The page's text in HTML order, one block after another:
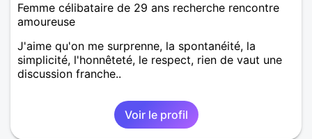
Femme célibataire de 29 ans recherche rencontre
amoureuse
J'aime qu'on me surprenne, la spontanéité, la
simplicité, l'honnêteté, le respect, rien de vaut une
discussion franche..
Voir le profil